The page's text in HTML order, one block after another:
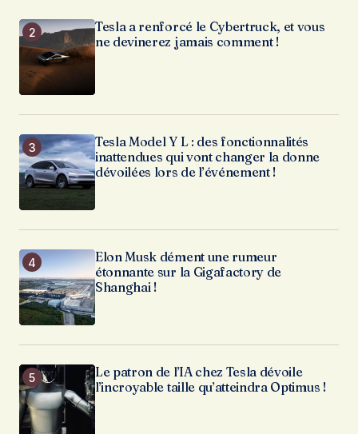
Tesla a renforcé le Cybertruck, et vous
ne devinerez jamais comment !
Tesla Model Y L : des fonctionnalités
inattendues qui vont changer la donne
dévoilées lors de l’événement !
Elon Musk dément une rumeur
étonnante sur la Gigafactory de
Shanghai !
Le patron de l’IA chez Tesla dévoile
l’incroyable taille qu’atteindra Optimus !